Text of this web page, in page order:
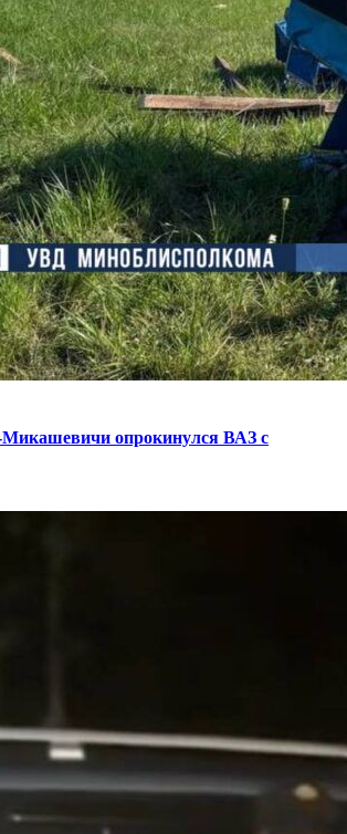
опрокинулся ВАЗ с